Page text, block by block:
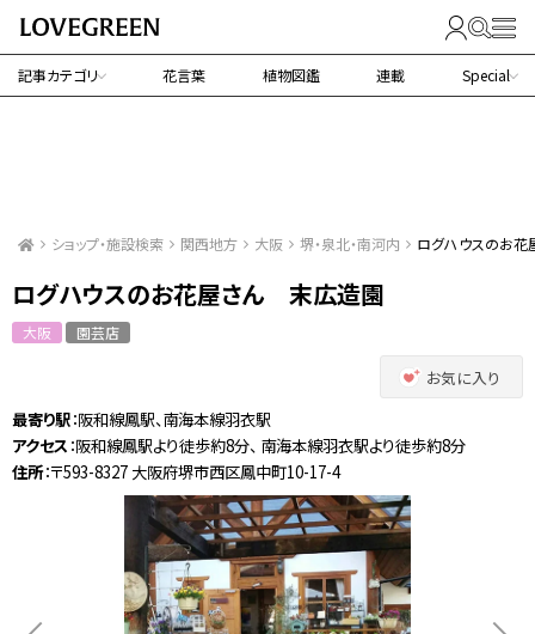
記事カテゴリ 花言葉 植物図鑑 連載 Special
ショップ・施設検索 関西地方 大阪 堺・泉北・南河内 ログハウスのお
ログハウスのお花屋さん 末広造園
大阪 園芸店
お気に入り
最寄り駅：阪和線鳳駅、南海本線羽衣駅
アクセス ：阪和線鳳駅より徒歩約8分、 南海本線羽衣駅より徒歩約8分
住所：〒593-8327 大阪府堺市西区鳳中町10-17-4